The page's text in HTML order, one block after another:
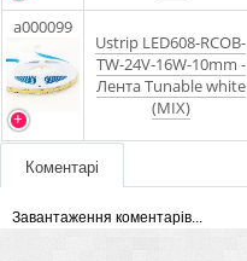
a000099
Ustrip LED608-RCOB-
TW-24V-16W-10mm -
Лента Tunable white
(MIX)
Коментарі
Завантаження коментарів...